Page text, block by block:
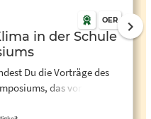
OER
in der Schule
Du die Vorträge des
das von